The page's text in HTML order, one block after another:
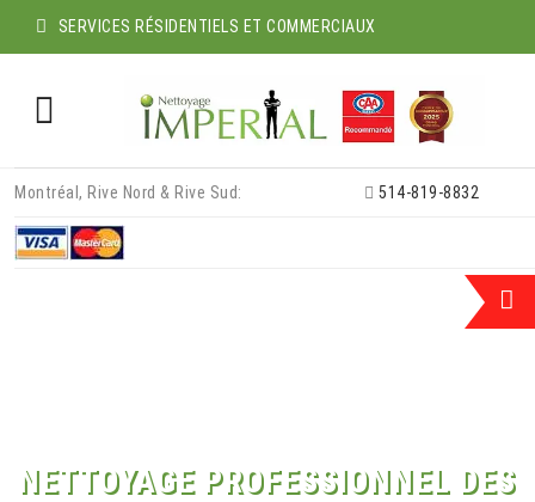
SERVICES RÉSIDENTIELS ET COMMERCIAUX
content
Montréal, Rive Nord & Rive Sud: 514-819-8832
NETTOYAGE PROFESSIONNEL DES